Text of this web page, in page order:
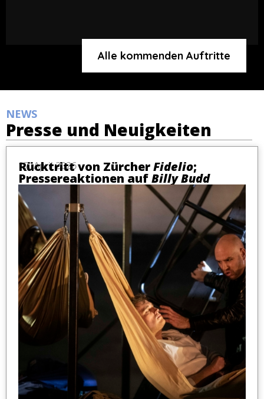
Alle kommenden Auftritte
NEWS
Presse und Neuigkeiten
17. April 2026
Rücktritt von ZürcherFidelio;
Pressereaktionen aufBilly Budd